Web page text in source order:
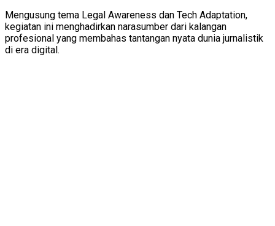
Mengusung tema Legal Awareness dan Tech Adaptation,
kegiatan ini menghadirkan narasumber dari kalangan
profesional yang membahas tantangan nyata dunia jurnalistik
di era digital.